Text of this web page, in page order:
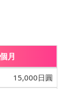
月
15,000日圓